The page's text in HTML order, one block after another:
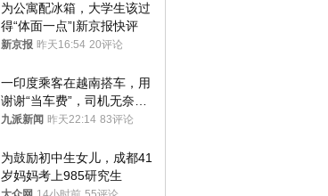
为公寓配冰箱，大学生该过
得“体面一点”|新京报快评
新京报 昨天16:54 20评论
一印度乘客在越南搭车，用
谢谢“当车费”，司机无奈发
笑；印度网友：不代表印度
九派新闻 昨天22:14 83评论
为鼓励初中生女儿，成都41
岁妈妈考上985研究生